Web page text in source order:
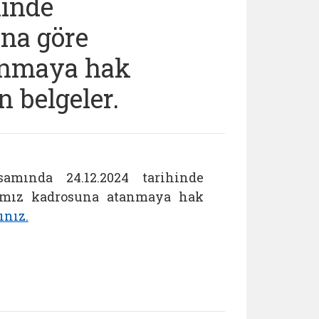
göre
hak
belgeler.
24.12.2024 tarihinde
kadrosuna atanmaya hak